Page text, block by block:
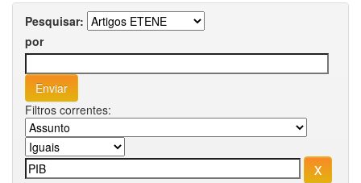
Pesquisar:
por
Filtros correntes: